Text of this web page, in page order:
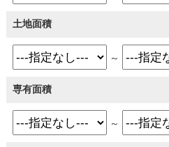
土地面積
～
専有面積
～